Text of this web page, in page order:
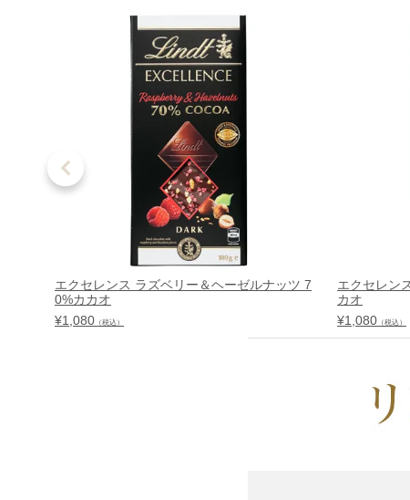
エクセレンス ラズベリー＆ヘーゼルナッツ 7
0%カカオ
¥1,080 （税込）
エクセレン
カオ
¥1,080 （税込）